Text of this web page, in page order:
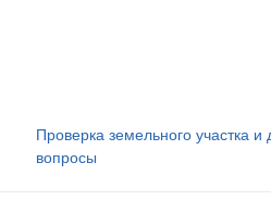
Проверка земельного участка и
вопросы